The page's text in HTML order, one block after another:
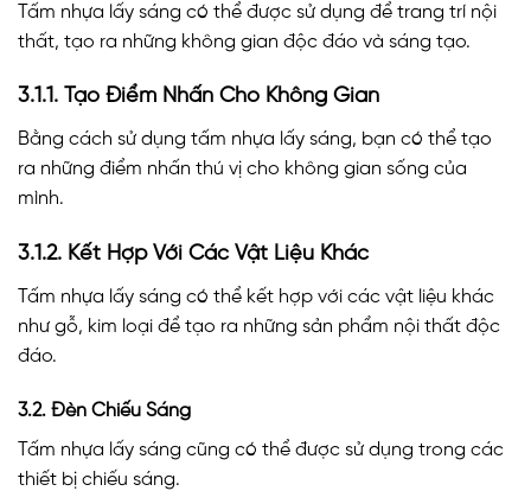
Tấm nhựa lấy sáng có thể được sử dụng để trang trí nội
thất, tạo ra những không gian độc đáo và sáng tạo.
3.1.1. Tạo Điểm Nhấn Cho Không Gian
Bằng cách sử dụng tấm nhựa lấy sáng, bạn có thể tạo
ra những điểm nhấn thú vị cho không gian sống của
mình.
3.1.2. Kết Hợp Với Các Vật Liệu Khác
Tấm nhựa lấy sáng có thể kết hợp với các vật liệu khác
như gỗ, kim loại để tạo ra những sản phẩm nội thất độc
đáo.
3.2. Đèn Chiếu Sáng
Tấm nhựa lấy sáng cũng có thể được sử dụng trong các
thiết bị chiếu sáng.